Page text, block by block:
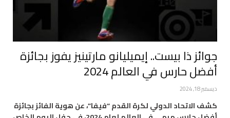
جوائز ذا بيست.. إيميليانو مارتينيز يفوز بجائزة
أفضل حارس في العالم 2024
ديسمبر 18, 2024
كشف الاتحاد الدولي لكرة القدم “فيفا”، عن هوية الفائز بجائزة